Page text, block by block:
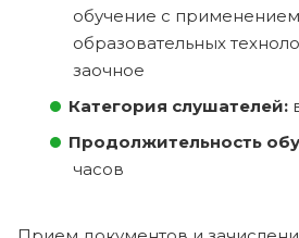
обучение с
образовательных
заочное
Категория слушателей:
Продолжительность
часов